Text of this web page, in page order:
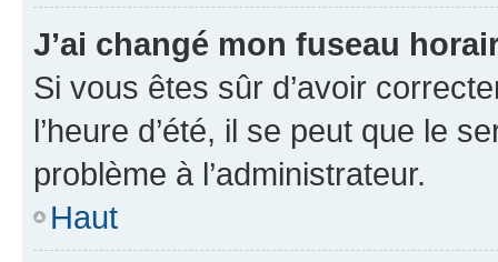
J’ai changé mon fuseau
Si vous êtes sûr d’avoir
l’heure d’été, il se peut que le
problème à l’administrateur.
Haut